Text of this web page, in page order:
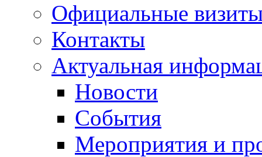
Официальные
Контакты
Актуальная
Новости
События
Мероприятия и